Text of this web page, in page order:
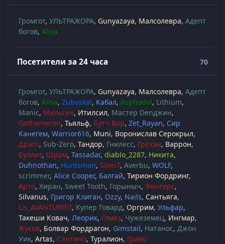
Громгот УЛЬТРАЖОРА Gunyazaya Малсолевра Адепт
богов Alisa
Посетители за 24 часа 70
Громгот УЛЬТРАЖОРА Gunyazaya Малсолевра Адепт
богов Alisa Zuboskal Кабал Asphodel Lithium
Manic Мильтен Итилсил Мастер Denджин
Gothameron Тьяльф Бутч Вор Zet_Rayan Сир
Канегем Warrior616 Muni Воронислав Серокрыл
Драго Sub-Zero Тандор Гнилесс Грехэм Варрон
Буллит Шрам Tassadar diablo_2287 Никита
Duhnothan Huntsman SilenT Averbu WOLF
scrimmer Alice Cooper Балгай Тирион Фордринг
Арто Хиран Sweet Tooth Горыныч Фингерс
Silvanus Григор Клиган Ozzy Nails Сантьяга
Lis_AVANTURIST Купер Говард Оргрим Ульфар
Такеши Ковач Леорик Гомез Чужеземец Ингмар
Жуков Болвар Фордрагон Gimstail Натанос Джон
Уик Artas Сантино Туралион Граво